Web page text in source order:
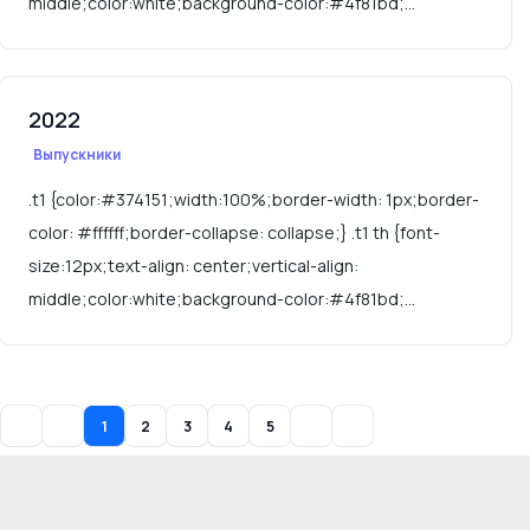
2022
Выпускники
.t1 {color:#374151;width:100%;border-width: 1px;border-
color: #ffffff;border-collapse: collapse;} .t1 th {font-
size:12px;text-align: center;vertical-align:
middle;color:white;background-color:#4f81bd;...
1 2 3 4 5